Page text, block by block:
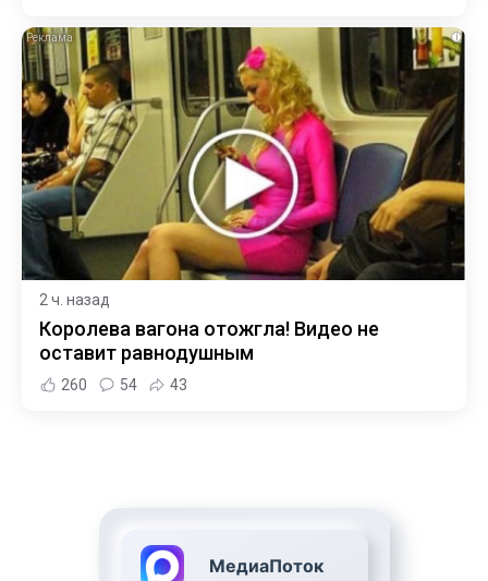
i
2 ч. назад
Королева вагона отожгла! Видео не
оставит равнодушным
260 54 43
МедиаПоток